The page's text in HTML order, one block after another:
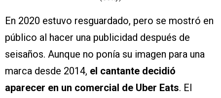
En 2020 estuvo resguardado, pero se mostró en
público al hacer una publicidad después de
seisaños. Aunque no ponía su imagen para una
marca desde 2014, el cantante decidió
aparecer en un comercial de Uber Eats. El